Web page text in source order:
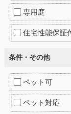
専用庭
住宅性能保証
条件・その他
ペット可
ペット対応